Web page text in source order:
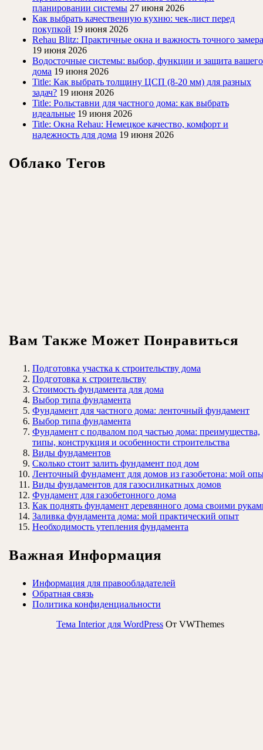
планировании системы 27 июня 2026
Как выбрать качественную кухню: чек-лист перед
покупкой 19 июня 2026
Rehau Blitz: Практичные окна и важность точного замера
19 июня 2026
Водосточные системы: выбор, функции и защита вашего
дома 19 июня 2026
Title: Как выбрать толщину ЦСП (8-20 мм) для разных
задач? 19 июня 2026
Title: Рольставни для частного дома: как выбрать
идеальные 19 июня 2026
Title: Окна Rehau: Немецкое качество, комфорт и
надежность для дома 19 июня 2026
Облако Тегов
Вам Также Может Понравиться
Подготовка участка к строительству дома
Подготовка к строительству
Стоимость фундамента для дома
Выбор типа фундамента
Фундамент для частного дома: ленточный фундамент
Выбор типа фундамента
Фундамент с подвалом под частью дома: преимущества,
типы, конструкция и особенности строительства
Виды фундаментов
Сколько стоит залить фундамент под дом
Ленточный фундамент для домов из газобетона: мой
Виды фундаментов для газосиликатных домов
Фундамент для газобетонного дома
Как поднять фундамент деревянного дома своими
Заливка фундамента дома: мой практический опыт
Необходимость утепления фундамента
Важная Информация
Информация для правообладателей
Обратная связь
Политика конфиденциальности
Тема Interior для WordPress От VWThemes